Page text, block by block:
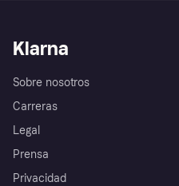
Klarna
Sobre nosotros
Carreras
Legal
Prensa
Privacidad